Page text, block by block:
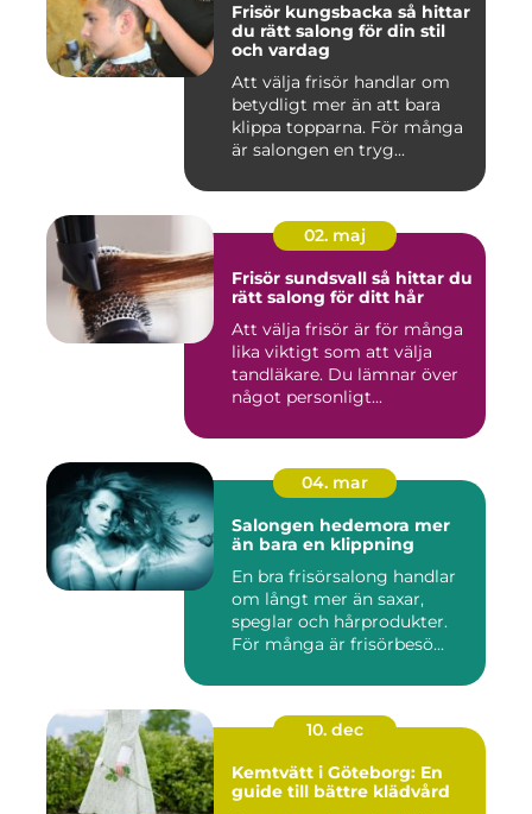
Frisör kungsbacka så hittar
du rätt salong för din stil
och vardag
Att välja frisör handlar om
betydligt mer än att bara
klippa topparna. För många
är salongen en tryg...
02. maj
Frisör sundsvall så hittar du
rätt salong för ditt hår
Att välja frisör är för många
lika viktigt som att välja
tandläkare. Du lämnar över
något personligt...
04. mar
Salongen hedemora mer
än bara en klippning
En bra frisörsalong handlar
om långt mer än saxar,
speglar och hårprodukter.
För många är frisörbesö...
10. dec
Kemtvätt i Göteborg: En
guide till bättre klädvård